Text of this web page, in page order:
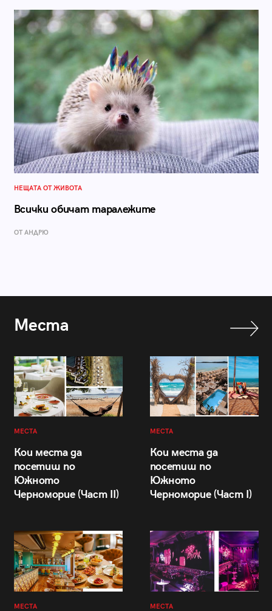
НЕЩАТА ОТ ЖИВОТА
Всички обичат таралежите
ОТ АНДРЮ
Места
МЕСТА
Кои места да
посетиш по
Южното
Черноморие (Част II)
МЕСТА
Кои места да
посетиш по
Южното
Черноморие (Част I)
МЕСТА МЕСТА